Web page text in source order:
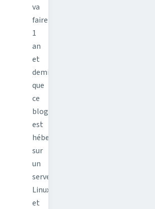
va
faire
1
an
et
demi
que
ce
blog
est
hébergé
sur
un
serveur
Linux
et